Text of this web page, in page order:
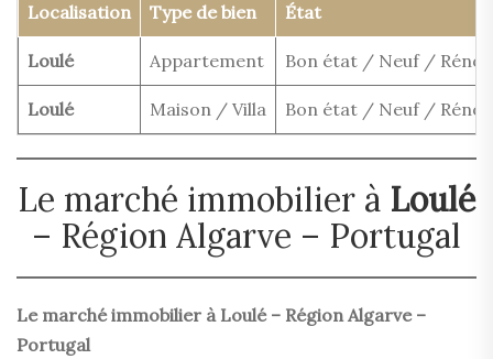
Localisation Type de bien État
Loulé Appartement Bon état / Neuf /
Loulé Maison / Villa Bon état / Neuf /
Le marché immobilier à Loulé
– Région Algarve – Portugal
Le marché immobilier à Loulé – Région Algarve –
Portugal